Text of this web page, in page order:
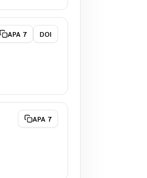
APA 7 DOI
APA 7